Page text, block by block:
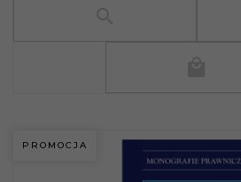
PROMOCJA